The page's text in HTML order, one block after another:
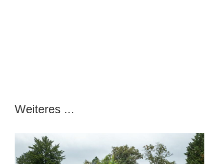
Weiteres ...